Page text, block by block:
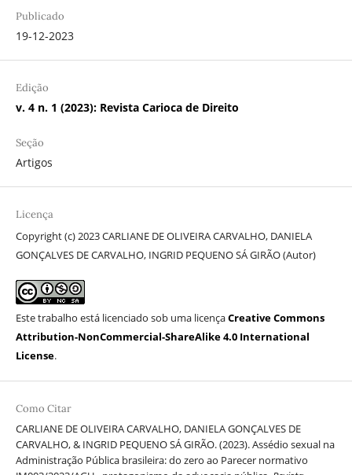
Publicado
19-12-2023
Edição
v. 4 n. 1 (2023): Revista Carioca de Direito
Seção
Artigos
Licença
Copyright (c) 2023 CARLIANE DE OLIVEIRA CARVALHO, DANIELA
GONÇALVES DE CARVALHO, INGRID PEQUENO SÁ GIRÃO (Autor)
Este trabalho está licenciado sob uma licençaCreative Commons
Attribution-NonCommercial-ShareAlike 4.0 International
License.
Como Citar
CARLIANE DE OLIVEIRA CARVALHO, DANIELA GONÇALVES DE
CARVALHO, & INGRID PEQUENO SÁ GIRÃO. (2023). Assédio sexual na
Administração Pública brasileira: do zero ao Parecer normativo